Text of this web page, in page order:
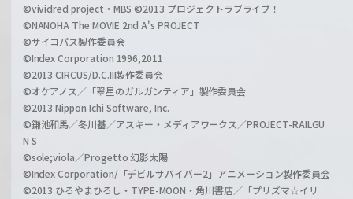
©vividred project・MBS ©2013 プロジェクトラブライブ！
©NANOHA The MOVIE 2nd A's PROJECT
©サイコパス製作委員会
©Index Corporation 1996,2011
©2013 CIRCUS/D.C.III製作委員会
©オケアノス／「翠星のガルガンティア」製作委員会
©2013 Nippon Ichi Software, Inc.
©鎌池和馬／冬川基／アスキー・メディアワークス／PROJECT-RAILGU
N S
©sole;viola／Progetto 幻影太陽
©Index Corporation/「デビルサバイバー2」アニメーション製作委員会
©2013 ひろやまひろし・TYPE-MOON・角川書店／「プリズマ☆イリ